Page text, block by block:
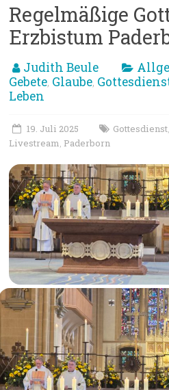
Regelmäßige
Erzbistum
Judith Beule
Gebete, Glaube,
Leben
19. Juli 2025 Gottesdienst,
Livestream, Paderborn